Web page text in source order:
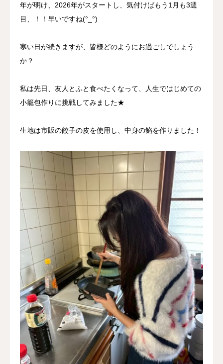
年が明け、2026年がスタートし、気付けばもう1月も3週
目、！！早いですね(°_°)
寒い日が続きますが、皆様どのようにお過ごしでしょう
か？
私は先日、友人とふと食べたくなって、人生ではじめての
小籠包作りに挑戦してみました★
生地は市販の餃子の皮を使用し、中身の餡を作りました！